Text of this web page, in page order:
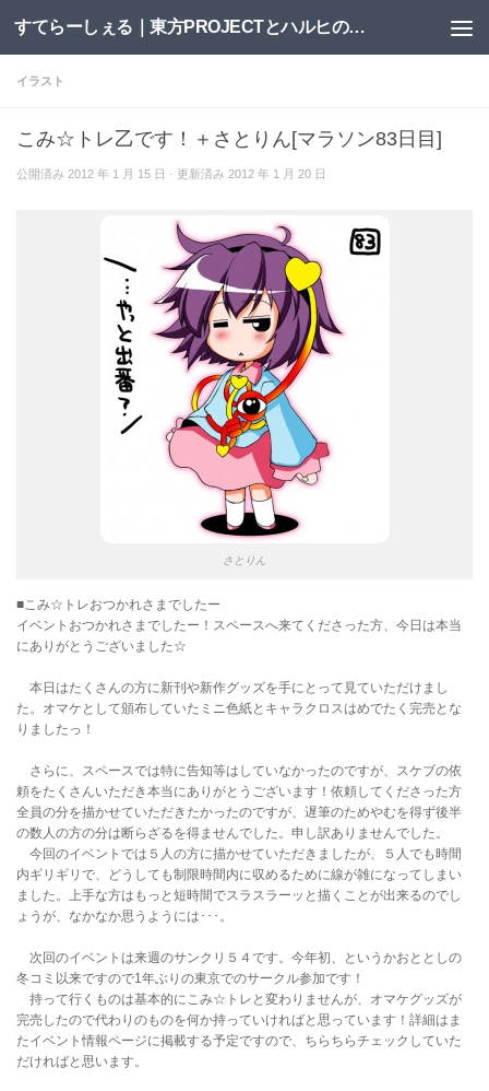
コンテンツへスキップ すてらーしぇる｜東方PROJECTとハルヒの二次創作サイト
イラスト
こみ☆トレ乙です！＋さとりん[マラソン83日目]
公開済み 2012 年 1 月 15 日 · 更新済み 2012 年 1 月 20 日
さとりん
■こみ☆トレおつかれさまでしたー
イベントおつかれさまでしたー！スペースへ来てくださった方、今日は本当
にありがとうございました☆
本日はたくさんの方に新刊や新作グッズを手にとって見ていただけまし
た。オマケとして頒布していたミニ色紙とキャラクロスはめでたく完売とな
りましたっ！
さらに、スペースでは特に告知等はしていなかったのですが、スケブの依
頼をたくさんいただき本当にありがとうございます！依頼してくださった方
全員の分を描かせていただきたかったのですが、遅筆のためやむを得ず後半
の数人の方の分は断らざるを得ませんでした。申し訳ありませんでした。
今回のイベントでは５人の方に描かせていただきましたが、５人でも時間
内ギリギリで、どうしても制限時間内に収めるために線が雑になってしまい
ました。上手な方はもっと短時間でスラスラーッと描くことが出来るのでし
ょうが、なかなか思うようには･･･。
次回のイベントは来週のサンクリ５４です。今年初、というかおととしの
冬コミ以来ですので1年ぶりの東京でのサークル参加です！
持って行くものは基本的にこみ☆トレと変わりませんが、オマケグッズが
完売したので代わりのものを何か持っていければと思っています！詳細はま
たイベント情報ページに掲載する予定ですので、ちらちらチェックしていた
だければと思います。